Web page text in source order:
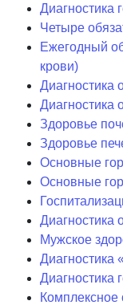
Диагностика
Четыре
Ежегодный
крови)
Диагностика
Диагностика
Здоровье
Здоровье
Основные
Основные
Диагностика
Мужское
Диагностика
Диагностика